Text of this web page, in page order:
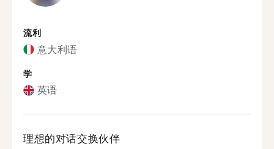
流利
意大利语
学
英语
理想的对话交换伙伴